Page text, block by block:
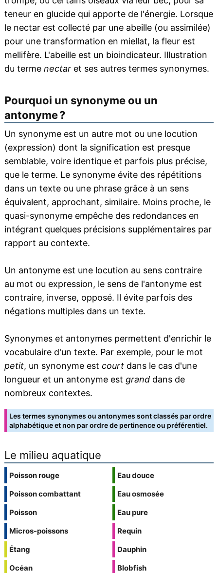
teneur en glucide qui apporte de l'énergie. Lorsque
le nectar est collecté par une abeille (ou assimilée)
pour une transformation en miellat, la fleur est
mellifère. L'abeille est un bioindicateur. Illustration
du terme nectaret ses autres termes synonymes.
Pourquoi un synonyme ou un
antonyme ?
Un synonyme est un autre mot ou une locution
(expression) dont la signification est presque
semblable, voire identique et parfois plus précise,
que le terme. Le synonyme évite des répétitions
dans un texte ou une phrase grâce à un sens
équivalent, approchant, similaire. Moins proche, le
quasi-synonyme empêche des redondances en
intégrant quelques précisions supplémentaires par
rapport au contexte.
Un antonyme est une locution au sens contraire
au mot ou expression, le sens de l'antonyme est
contraire, inverse, opposé. Il évite parfois des
négations multiples dans un texte.
Synonymes et antonymes permettent d'enrichir le
vocabulaire d'un texte. Par exemple, pour le mot
petit, un synonyme est courtdans le cas d'une
longueur et un antonyme est granddans de
nombreux contextes.
Les termes synonymes ou antonymes sont classés par ordre
alphabétique et non par ordre de pertinence ou préférentiel.
Le milieu aquatique
Poisson rouge
Poisson combattant
Poisson
Micros-poissons
Étang
Océan
Eau douce
Eau osmosée
Eau pure
Requin
Dauphin
Blobfish